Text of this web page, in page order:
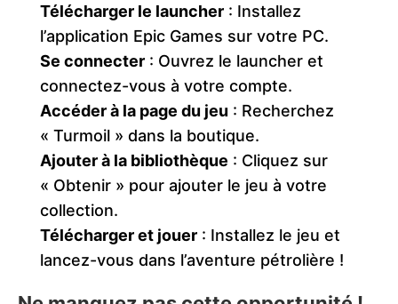
Télécharger le launcher : Installez
l’application Epic Games sur votre PC.
Se connecter : Ouvrez le launcher et
connectez-vous à votre compte.
Accéder à la page du jeu : Recherchez
« Turmoil » dans la boutique.
Ajouter à la bibliothèque : Cliquez sur
« Obtenir » pour ajouter le jeu à votre
collection.
Télécharger et jouer : Installez le jeu et
lancez-vous dans l’aventure pétrolière !